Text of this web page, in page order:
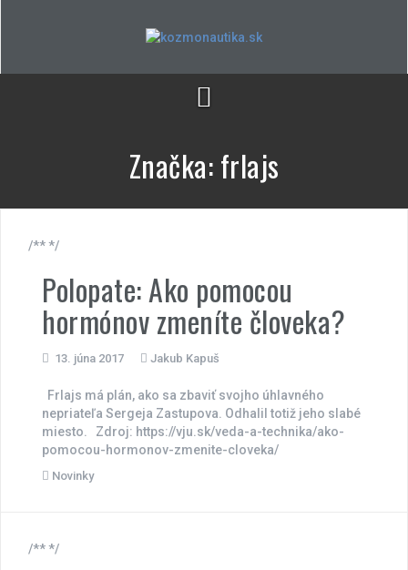
Značka:frlajs
/** */
Polopate: Ako pomocou
hormónov zmeníte človeka?
13. júna 2017 Jakub Kapuš
Frlajs má plán, ako sa zbaviť svojho úhlavného
nepriateľa Sergeja Zastupova. Odhalil totiž jeho slabé
miesto. Zdroj: https://vju.sk/veda-a-technika/ako-
pomocou-hormonov-zmenite-cloveka/
Novinky
/** */